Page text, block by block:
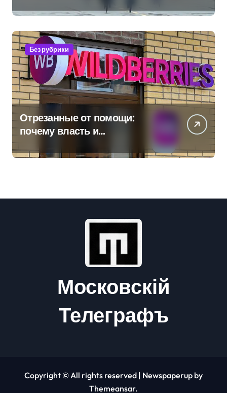
Без рубрики
Отрезанные от помощи:
почему власть и
руки» после ударов по
Московскій
Телеграфъ
Copyright © All rights reserved | Newspaperup by
Themeansar.